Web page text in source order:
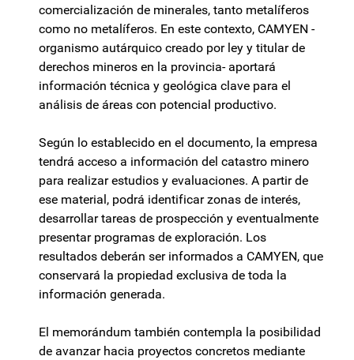
comercialización de minerales, tanto metalíferos
como no metalíferos. En este contexto, CAMYEN -
organismo autárquico creado por ley y titular de
derechos mineros en la provincia- aportará
información técnica y geológica clave para el
análisis de áreas con potencial productivo.
Según lo establecido en el documento, la empresa
tendrá acceso a información del catastro minero
para realizar estudios y evaluaciones. A partir de
ese material, podrá identificar zonas de interés,
desarrollar tareas de prospección y eventualmente
presentar programas de exploración. Los
resultados deberán ser informados a CAMYEN, que
conservará la propiedad exclusiva de toda la
información generada.
El memorándum también contempla la posibilidad
de avanzar hacia proyectos concretos mediante